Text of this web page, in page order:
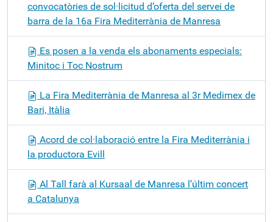
convocatòries de sol·licitud d’oferta del servei de
barra de la 16a Fira Mediterrània de Manresa
Es posen a la venda els abonaments especials:
Minitoc i Toc Nostrum
La Fira Mediterrània de Manresa al 3r Medimex de
Bari, Itàlia
Acord de col·laboració entre la Fira Mediterrània i
la productora Evill
Al Tall farà al Kursaal de Manresa l’últim concert
a Catalunya